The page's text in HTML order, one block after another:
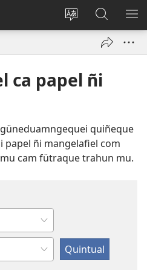
Quintunge
quewun
Tami
conal
pestaña
mu)
Quintual
JW.ORG
ca papel ñi
quiñeque
papel ñi mangelafiel com
cam fütraque trahun mu.